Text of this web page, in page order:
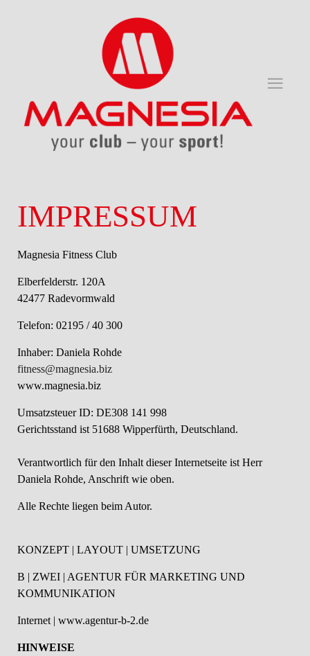
IMPRESSUM
Magnesia Fitness Club
Elberfelderstr. 120A
42477 Radevormwald
Telefon: 02195 / 40 300
Inhaber: Daniela Rohde
fitness@magnesia.biz
www.magnesia.biz
Umsatzsteuer ID: DE308 141 998
Gerichtsstand ist 51688 Wipperfürth, Deutschland.
Verantwortlich für den Inhalt dieser Internetseite ist Herr
Daniela Rohde, Anschrift wie oben.
Alle Rechte liegen beim Autor.
KONZEPT | LAYOUT | UMSETZUNG
B | ZWEI | AGENTUR FÜR MARKETING UND
KOMMUNIKATION
Internet | www.agentur-b-2.de
HINWEISE